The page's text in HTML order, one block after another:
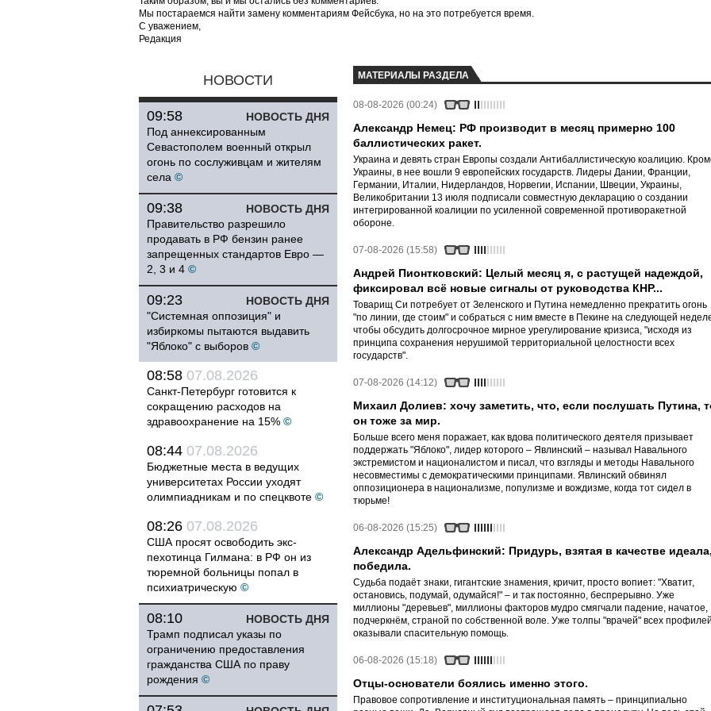
Мы постараемся найти замену комментариям Фейсбука, но на это потребуется время.
С уважением,
Редакция
НОВОСТИ
НОВОСТЬ ДНЯ
09:58
Под аннексированным
Севастополем военный открыл
огонь по сослуживцам и жителям
села ©
НОВОСТЬ ДНЯ
09:38
Правительство разрешило
продавать в РФ бензин ранее
запрещенных стандартов Евро —
2, 3 и 4 ©
НОВОСТЬ ДНЯ
09:23
"Системная оппозиция" и
избиркомы пытаются выдавить
"Яблоко" с выборов ©
08:58 07.08.2026
Санкт-Петербург готовится к
сокращению расходов на
здравоохранение на 15% ©
08:44 07.08.2026
Бюджетные места в ведущих
университетах России уходят
олимпиадникам и по спецквоте ©
08:26 07.08.2026
США просят освободить экс-
пехотинца Гилмана: в РФ он из
тюремной больницы попал в
психиатрическую ©
НОВОСТЬ ДНЯ
08:10
Трамп подписал указы по
ограничению предоставления
гражданства США по праву
рождения ©
МАТЕРИАЛЫ РАЗДЕЛА
08-08-2026 (00:24)
Александр Немец: РФ производит в месяц примерно 100
баллистических ракет.
Украина и девять стран Европы создали Антибаллистическую коалицию.
Украины, в нее вошли 9 европейских государств. Лидеры Дании, Франции,
Германии, Италии, Нидерландов, Норвегии, Испании, Швеции, Украины,
Великобритании 13 июля подписали совместную декларацию о создании
интегрированной коалиции по усиленной современной противоракетной
обороне.
07-08-2026 (15:58)
Андрей Пионтковский: Целый месяц я, с растущей надеждой,
фиксировал всё новые сигналы от руководства КНР...
Товарищ Си потребует от Зеленского и Путина немедленно прекратить огонь
"по линии, где стоим" и собраться с ним вместе в Пекине на следующей
чтобы обсудить долгосрочное мирное урегулирование кризиса, "исходя из
принципа сохранения нерушимой территориальной целостности всех
государств".
07-08-2026 (14:12)
Михаил Долиев: хочу заметить, что, если послушать Путина,
он тоже за мир.
Больше всего меня поражает, как вдова политического деятеля призывает
поддержать "Яблоко", лидер которого – Явлинский – называл Навального
экстремистом и националистом и писал, что взгляды и методы Навального
несовместимы с демократическими принципами. Явлинский обвинял
оппозиционера в национализме, популизме и вождизме, когда тот сидел в
тюрьме!
06-08-2026 (15:25)
Александр Адельфинский: Придурь, взятая в качестве
победила.
Судьба подаёт знаки, гигантские знамения, кричит, просто вопиет: "Хватит,
остановись, подумай, одумайся!" – и так постоянно, беспрерывно. Уже
миллионы "деревьев", миллионы факторов мудро смягчали падение, начатое,
подчеркнём, страной по собственной воле. Уже толпы "врачей" всех
оказывали спасительную помощь.
06-08-2026 (15:18)
Отцы-основатели боялись именно этого.
Правовое сопротивление и институциональная память – принципиально